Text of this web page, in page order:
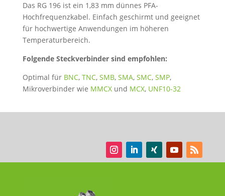
Das RG 196 ist ein 1,83 mm dünnes PFA-
Hochfrequenzkabel. Einfach geschirmt und geeignet
für hochwertige Anwendungen im höheren
Temperaturbereich.
Folgende Steckverbinder sind empfohlen:
Optimal für BNC, TNC, SMB,SMA, SMC, SMP,
Mikroverbinder wie MMCXund MCX, UNF10-32